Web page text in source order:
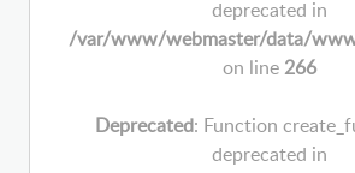
deprecated in
/var/www/webmaster/data/
on line 266
Deprecated: Function
deprecated in